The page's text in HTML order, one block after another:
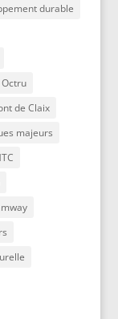
durable
de Claix
majeurs